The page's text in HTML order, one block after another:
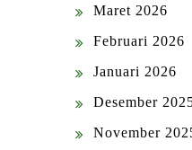
Maret 2026
Februari 2026
Januari 2026
Desember
November